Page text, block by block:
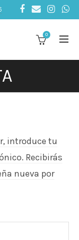
0
introduce tu
Recibirás
nueva por